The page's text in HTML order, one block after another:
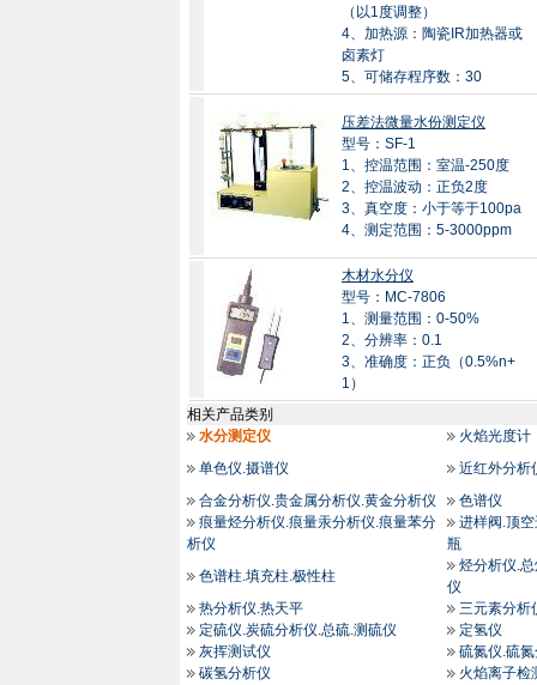
（以1度调整）
4、加热源：陶瓷IR加热器或
卤素灯
5、可储存程序数：30
压差法微量水份测定仪
型号：SF-1
1、控温范围：室温-250度
2、控温波动：正负2度
3、真空度：小于等于100pa
4、测定范围：5-3000ppm
木材水分仪
型号：MC-7806
1、测量范围：0-50%
2、分辨率：0.1
3、准确度：正负（0.5%n+
1）
相关产品类别
水分测定仪
火焰光度计
单色仪.摄谱仪
近红外分析
合金分析仪.贵金属分析仪.黄金分析仪
色谱仪
痕量烃分析仪.痕量汞分析仪.痕量苯分
析仪
进样阀.顶
瓶
色谱柱.填充柱.极性柱
烃分析仪.
仪
热分析仪.热天平
三元素分析
定硫仪.炭硫分析仪.总硫.测硫仪
定氢仪
灰挥测试仪
硫氮仪.硫
碳氢分析仪
火焰离子检